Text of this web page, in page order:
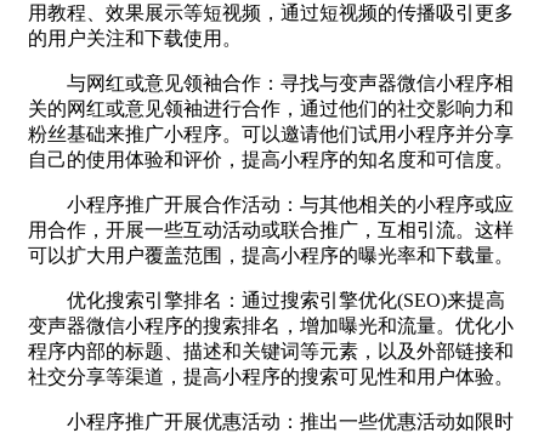
用教程、效果展示等短视频，通过短视频的传播吸引更多
的用户关注和下载使用。
与网红或意见领袖合作：寻找与变声器微信小程序相
关的网红或意见领袖进行合作，通过他们的社交影响力和
粉丝基础来推广小程序。可以邀请他们试用小程序并分享
自己的使用体验和评价，提高小程序的知名度和可信度。
小程序推广开展合作活动：与其他相关的小程序或应
用合作，开展一些互动活动或联合推广，互相引流。这样
可以扩大用户覆盖范围，提高小程序的曝光率和下载量。
优化搜索引擎排名：通过搜索引擎优化(SEO)来提高
变声器微信小程序的搜索排名，增加曝光和流量。优化小
程序内部的标题、描述和关键词等元素，以及外部链接和
社交分享等渠道，提高小程序的搜索可见性和用户体验。
小程序推广开展优惠活动：推出一些优惠活动如限时